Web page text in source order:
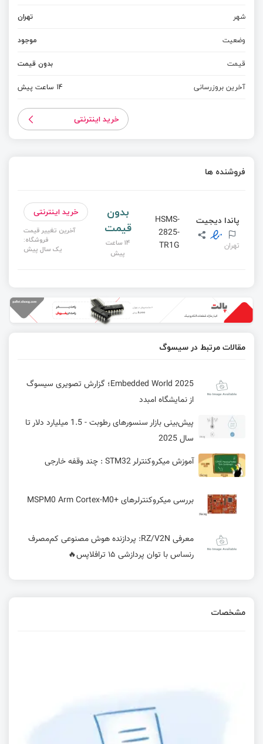
شهر
تهران
وضعیت
موجود
قیمت
بدون قیمت
آخرین بروزرسانی
14 ساعت پیش
خرید اینترنتی
فروشنده ها
پاندا دیجیت
تهران
HSMS-
2825-
TR1G
بدون
قیمت
14 ساعت
پیش
خرید اینترنتی
آخرین تغییر قیمت
فروشگاه:
یک سال پیش
مقالات مرتبط در سیسوگ
Embedded World 2025؛ گزارش تصویری سیسوگ
از نمایشگاه امبدد
پیش‌بینی بازار سنسورهای رطوبت - 1.5 میلیارد دلار تا
سال 2025
آموزش میکروکنترلر STM32 : چند وقفه خارجی
بررسی میکروکنترلرهای +MSPM0 Arm Cortex-M0
معرفی RZ/V2N: پردازنده هوش مصنوعی کم‌مصرف
رنساس با توان پردازشی ۱۵ ترافلاپس🔥
Synchronised Swimming
بررسی حالت‌های تریگر در اسیلوسکوپ
مشخصات